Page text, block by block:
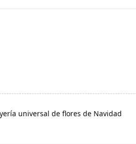
universal de flores de Navidad